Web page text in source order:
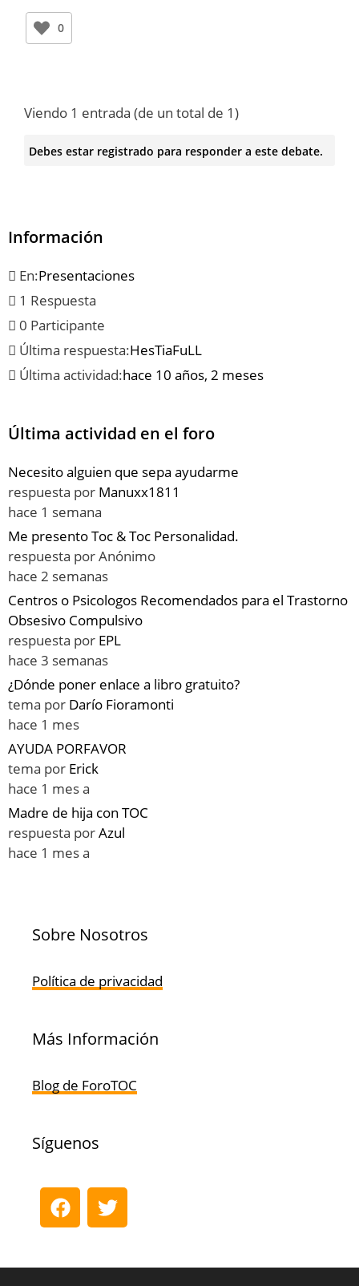
0
Viendo 1 entrada (de un total de 1)
Debes estar registrado para responder a este debate.
Información
En:Presentaciones
1 Respuesta
0 Participante
Última respuesta:HesTiaFuLL
Última actividad:hace 10 años, 2 meses
Última actividad en el foro
Necesito alguien que sepa ayudarme
respuesta por Manuxx1811
hace 1 semana
Me presento Toc & Toc Personalidad.
respuesta porAnónimo
hace 2 semanas
Centros o Psicologos Recomendados para el Trastorno
Obsesivo Compulsivo
respuesta por EPL
hace 3 semanas
¿Dónde poner enlace a libro gratuito?
tema por Darío Fioramonti
hace 1 mes
AYUDA PORFAVOR
tema por Erick
hace 1 mes a
Madre de hija con TOC
respuesta porAzul
hace 1 mes a
Sobre Nosotros
Política de privacidad
Más Información
Blog de ForoTOC
Síguenos